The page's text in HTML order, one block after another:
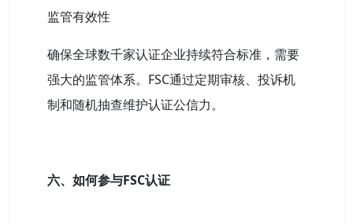
监管有效性
确保全球数千家认证企业持续符合标准，需要
强大的监管体系。FSC通过定期审核、投诉机
制和随机抽查维护认证公信力。
六、如何参与FSC认证